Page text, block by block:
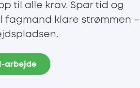
til alle krav. Spar tid og
fagmand klare strømmen –
arbejde